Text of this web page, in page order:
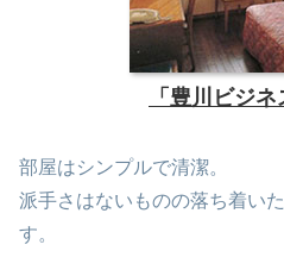
「豊川ビジネ
部屋はシンプルで清潔。
派手さはないものの落ち着い
す。